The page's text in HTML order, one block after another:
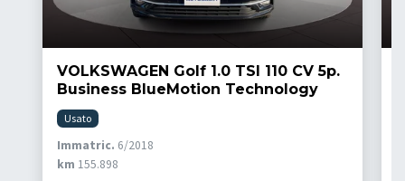
VOLKSWAGEN Golf 1.0 TSI 110 CV 5p.
Business BlueMotion Technology
Usato
Immatric. 6/2018
km 155.898